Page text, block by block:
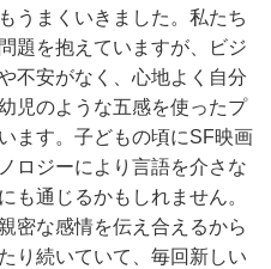
うまくいきました。私たち
題を抱えていますが、ビジ
不安がなく、心地よく自分
児のような五感を使ったプ
ます。子どもの頃にSF映画
ロジーにより言語を介さな
も通じるかもしれません。
密な感情を伝え合えるから
り続いていて、毎回新しい